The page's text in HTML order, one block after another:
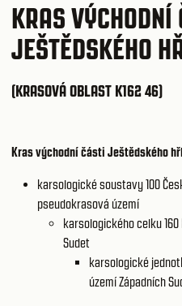
KRAS VÝCHODNÍ
JEŠTĚDSKÉHO
(KRASOVÁ OBLAST K162 46)
Kras východní části Ještědského
karsologické soustavy 100
pseudokrasová území
karsologického celku 160
Sudet
karsologické
území Západních